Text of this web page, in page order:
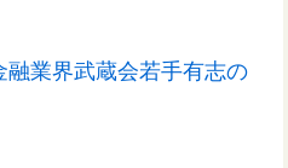
業界武蔵会若手有志の